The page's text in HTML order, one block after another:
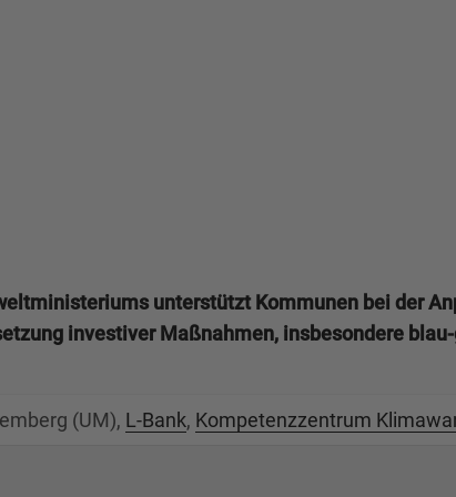
unterstützt Kommunen bei der
investiver Maßnahmen, insbesondere
(UM), L-Bank, Kompetenzzentrum